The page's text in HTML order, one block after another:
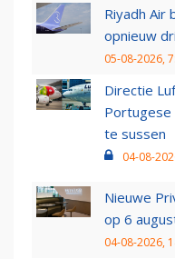
Riyadh Air
opnieuw
05-08-2026,
Directie
Portugese
te sussen
04-08-
Nieuwe
op 6
04-08-2026,